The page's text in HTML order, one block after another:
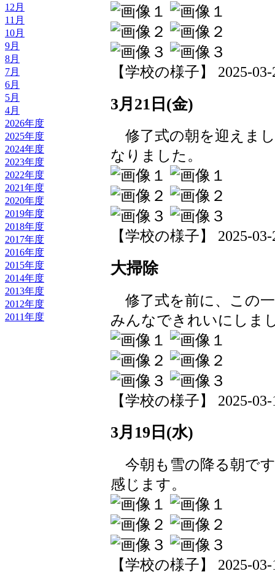
12月
11月
10月
9月
8月
7月
6月
5月
4月
2026年度
2025年度
2024年度
2023年度
2022年度
2021年度
2020年度
2019年度
2018年度
2017年度
2016年度
2015年度
2014年度
2013年度
2012年度
2011年度
【学校の様子】 2025-
3月21日(金)
修了式の朝を迎えま
なりました。
【学校の様子】 2025-
大掃除
修了式を前に、この
みんなできれいにしま
【学校の様子】 2025-
3月19日(水)
今朝も雪の降る朝で
感じます。
【学校の様子】 2025-